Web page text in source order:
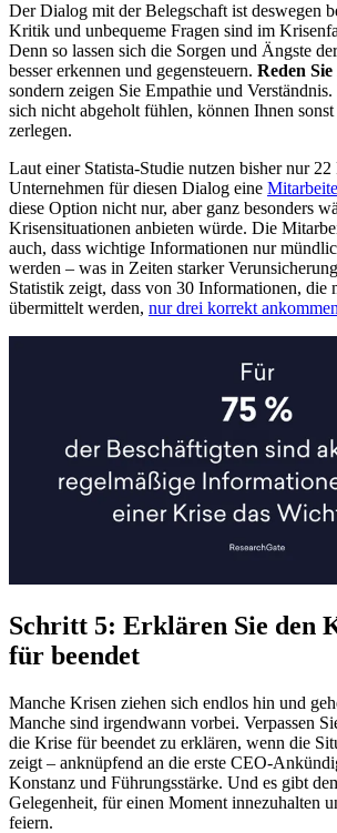
Der Dialog mit der Belegschaft ist deswegen
Kritik und unbequeme Fragen sind im
Denn so lassen sich die Sorgen und Ängste
besser erkennen und gegensteuern. Reden
sondern zeigen Sie Empathie und
sich nicht abgeholt fühlen, können Ihnen sonst
zerlegen.
Laut einer Statista-Studie nutzen bisher nur 22
Unternehmen für diesen Dialog eine
diese Option nicht nur, aber ganz besonders
Krisensituationen anbieten würde. Die
auch, dass wichtige Informationen nur
werden – was in Zeiten starker
Statistik zeigt, dass von 30 Informationen, die
übermittelt werden, nur drei korrekt ankommen
Schritt 5: Erklären Sie den
für beendet
Manche Krisen ziehen sich endlos hin und
Manche sind irgendwann vorbei. Verpassen
die Krise für beendet zu erklären, wenn die
zeigt – anknüpfend an die erste CEO-
Konstanz und Führungsstärke. Und es gibt
Gelegenheit, für einen Moment innezuhalten
feiern.